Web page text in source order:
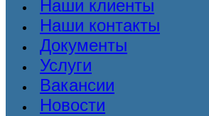
Наши клиенты
Наши контакты
Документы
Услуги
Вакансии
Новости